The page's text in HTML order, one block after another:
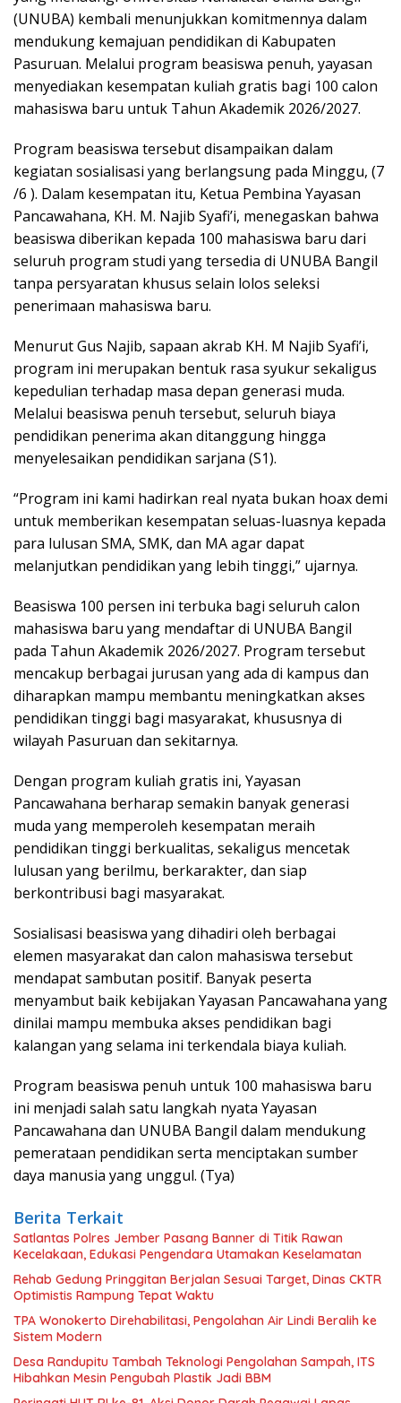
(UNUBA) kembali menunjukkan komitmennya dalam
mendukung kemajuan pendidikan di Kabupaten
Pasuruan. Melalui program beasiswa penuh, yayasan
menyediakan kesempatan kuliah gratis bagi 100 calon
mahasiswa baru untuk Tahun Akademik 2026/2027.
Program beasiswa tersebut disampaikan dalam
kegiatan sosialisasi yang berlangsung pada Minggu, (7
/6 ). Dalam kesempatan itu, Ketua Pembina Yayasan
Pancawahana, KH. M. Najib Syafi’i, menegaskan bahwa
beasiswa diberikan kepada 100 mahasiswa baru dari
seluruh program studi yang tersedia di UNUBA Bangil
tanpa persyaratan khusus selain lolos seleksi
penerimaan mahasiswa baru.
Menurut Gus Najib, sapaan akrab KH. M Najib Syafi’i,
program ini merupakan bentuk rasa syukur sekaligus
kepedulian terhadap masa depan generasi muda.
Melalui beasiswa penuh tersebut, seluruh biaya
pendidikan penerima akan ditanggung hingga
menyelesaikan pendidikan sarjana (S1).
“Program ini kami hadirkan real nyata bukan hoax demi
untuk memberikan kesempatan seluas-luasnya kepada
para lulusan SMA, SMK, dan MA agar dapat
melanjutkan pendidikan yang lebih tinggi,” ujarnya.
Beasiswa 100 persen ini terbuka bagi seluruh calon
mahasiswa baru yang mendaftar di UNUBA Bangil
pada Tahun Akademik 2026/2027. Program tersebut
mencakup berbagai jurusan yang ada di kampus dan
diharapkan mampu membantu meningkatkan akses
pendidikan tinggi bagi masyarakat, khususnya di
wilayah Pasuruan dan sekitarnya.
Dengan program kuliah gratis ini, Yayasan
Pancawahana berharap semakin banyak generasi
muda yang memperoleh kesempatan meraih
pendidikan tinggi berkualitas, sekaligus mencetak
lulusan yang berilmu, berkarakter, dan siap
berkontribusi bagi masyarakat.
Sosialisasi beasiswa yang dihadiri oleh berbagai
elemen masyarakat dan calon mahasiswa tersebut
mendapat sambutan positif. Banyak peserta
menyambut baik kebijakan Yayasan Pancawahana yang
dinilai mampu membuka akses pendidikan bagi
kalangan yang selama ini terkendala biaya kuliah.
Program beasiswa penuh untuk 100 mahasiswa baru
ini menjadi salah satu langkah nyata Yayasan
Pancawahana dan UNUBA Bangil dalam mendukung
pemerataan pendidikan serta menciptakan sumber
daya manusia yang unggul. (Tya)
Berita Terkait
Satlantas Polres Jember Pasang Banner di Titik Rawan
Kecelakaan, Edukasi Pengendara Utamakan Keselamatan
Rehab Gedung Pringgitan Berjalan Sesuai Target, Dinas CKTR
Optimistis Rampung Tepat Waktu
TPA Wonokerto Direhabilitasi, Pengolahan Air Lindi Beralih ke
Sistem Modern
Desa Randupitu Tambah Teknologi Pengolahan Sampah, ITS
Hibahkan Mesin Pengubah Plastik Jadi BBM